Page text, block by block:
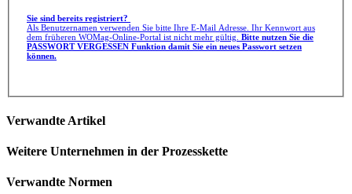
Sie sind bereits registriert?
Als Benutzernamen verwenden Sie bitte Ihre E-Mail Adresse. Ihr Kennwort aus
dem früheren WOMag-Online-Portal ist nicht mehr gültig. Bitte nutzen Sie die
PASSWORT VERGESSEN Funktion damit Sie ein neues Passwort setzen
können.
Verwandte Artikel
Weitere Unternehmen in der Prozesskette
Verwandte Normen